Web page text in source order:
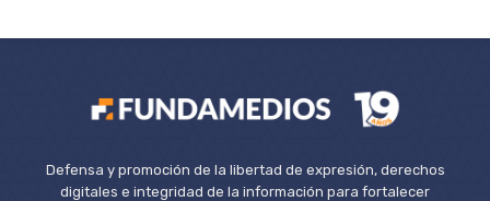
Defensa y promoción de la libertad de expresión, derechos
digitales e integridad de la información para fortalecer